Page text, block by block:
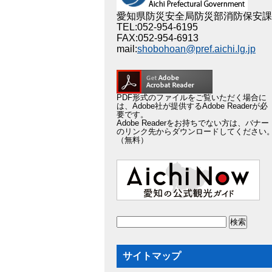
愛知県防災安全局防災部消防保安課
TEL:052-954-6195
FAX:052-954-6913
mail:shobohoan@pref.aichi.lg.jp
PDF形式のファイルをご覧いただく場合に
は、Adobe社が提供するAdobe Readerが必
要です。
Adobe Readerをお持ちでない方は、バナー
のリンク先からダウンロードしてください
（無料）
サイトマップ